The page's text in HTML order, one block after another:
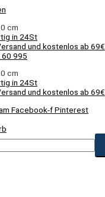
cm
in 24St
und kostenlos ab 69€
995
cm
in 24St
und kostenlos ab 69€
Facebook-fPinterest